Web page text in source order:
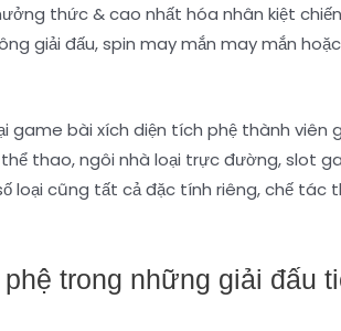
thức & cao nhất hóa nhân kiệt
giải đấu, spin may mắn may mắn
game bài xích diện tích phệ thành viên
thao, ngôi nhà loại trực đường, slot
loại cũng tất cả đặc tính riêng, chế
trong những giải đấu